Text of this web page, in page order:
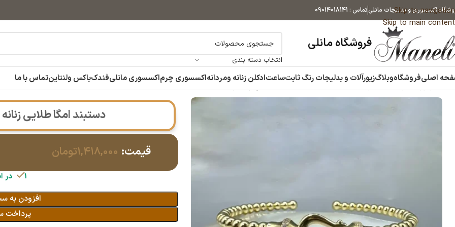
Skip to navigation
Skip to main content
اکسسوری و بدلیجات مانلیتماس : 09014018141
فروشگاه مانلی
انتخاب دسته بندی
اصلیفروشگاهوبلاگزیورآلات و بدلیجات رنگ ثابتساعتادکلن زنانه ومردانهاکسسوری چرماکسسوری مانلیفندکباکس ولنتاینتماس با ما
زیورآلات و بدلیجات رنگ ثابت دستبند امگا طلایی زنانه رنگ ثابت|14040892
دستبند امگا طلایی زنانه رنگ
قیمت: ۱,۴۱۸,۰۰۰تومان
1 در انبار
افزودن به
پرداخت